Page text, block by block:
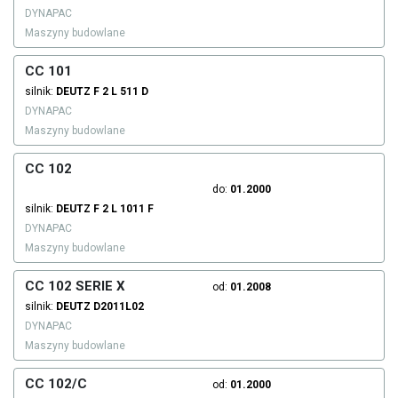
DYNAPAC
Maszyny budowlane
CC 101
silnik: DEUTZ F 2 L 511 D
DYNAPAC
Maszyny budowlane
CC 102
do: 01.2000
silnik: DEUTZ F 2 L 1011 F
DYNAPAC
Maszyny budowlane
CC 102 SERIE X od: 01.2008
silnik: DEUTZ D2011L02
DYNAPAC
Maszyny budowlane
CC 102/C od: 01.2000